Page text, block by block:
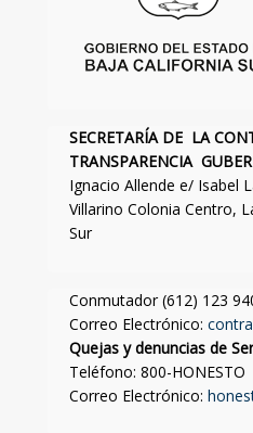
SECRETARÍA DE LA
TRANSPARENCIA
Ignacio Allende e/ Isabel
Villarino Colonia Centro,
Sur
Conmutador (612) 123
Correo Electrónico:
Quejas y denuncias de
Teléfono: 800-HONESTO
Correo Electrónico: